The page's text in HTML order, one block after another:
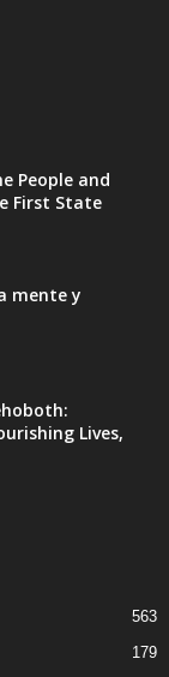
People and
First State
mente y
Lives,
563
179